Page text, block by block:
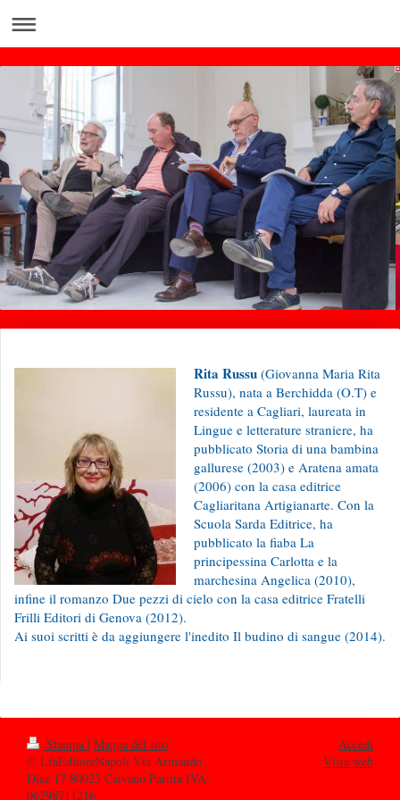
Rita Russu (Giovanna Maria Rita
Russu), nata a Berchidda (O.T) e
residente a Cagliari, laureata in
Lingue e letterature straniere, ha
pubblicato Storia di una bambina
gallurese (2003) e Aratena amata
(2006) con la casa editrice
Cagliaritana Artigianarte. Con la
Scuola Sarda Editrice, ha
pubblicato la fiaba La
principessina Carlotta e la
marchesina Angelica (2010),
infine il romanzo Due pezzi di cielo con la casa editrice Fratelli
Frilli Editori di Genova (2012).
Ai suoi scritti è da aggiungere l'inedito Il budino di sangue (2014).
Stampa | Mappa del sito
© LfaEditoreNapoli Via Armando
Diaz 17 80023 Caivano Partita IVA:
06298711216
Accedi
Vista web